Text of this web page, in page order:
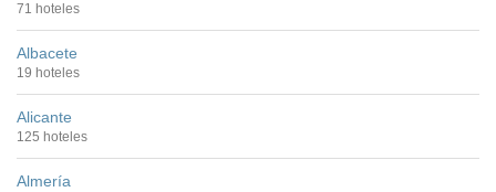
71 hoteles
Albacete
19 hoteles
Alicante
125 hoteles
Almería